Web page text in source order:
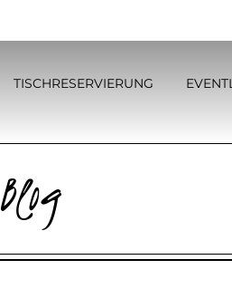
TISCHRESERVIERUNG
Blog